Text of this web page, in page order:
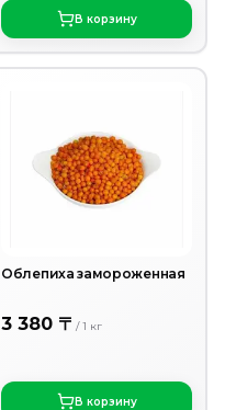
В корзину
Облепиха замороженная
3 380 〒 /1 кг
В корзину